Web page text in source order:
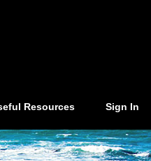
Resources Sign In